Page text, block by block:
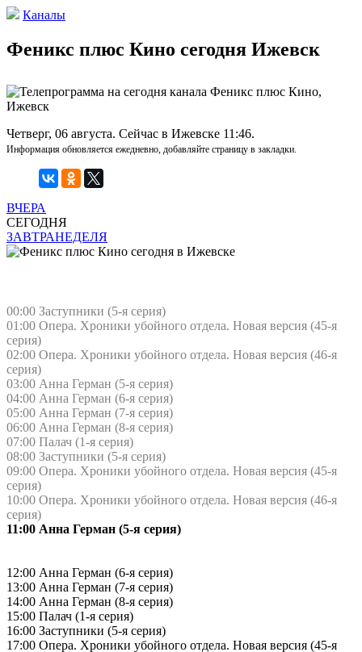
Каналы
Феникс плюс Кино сегодня Ижевск
Четверг, 06 августа. Сейчас в Ижевске 11:46.
Информация обновляется ежедневно, добавляйте страницу в закладки.
ВЧЕРА
СЕГОДНЯ
ЗАВТРАНЕДЕЛЯ
00:00 Заступники (5-я серия)
01:00 Опера. Хроники убойного отдела. Новая версия (45-я
серия)
02:00 Опера. Хроники убойного отдела. Новая версия (46-я
серия)
03:00 Анна Герман (5-я серия)
04:00 Анна Герман (6-я серия)
05:00 Анна Герман (7-я серия)
06:00 Анна Герман (8-я серия)
07:00 Палач (1-я серия)
08:00 Заступники (5-я серия)
09:00 Опера. Хроники убойного отдела. Новая версия (45-я
серия)
10:00 Опера. Хроники убойного отдела. Новая версия (46-я
серия)
11:00 Анна Герман (5-я серия)
12:00 Анна Герман (6-я серия)
13:00 Анна Герман (7-я серия)
14:00 Анна Герман (8-я серия)
15:00 Палач (1-я серия)
16:00 Заступники (5-я серия)
17:00 Опера. Хроники убойного отдела. Новая версия (45-я